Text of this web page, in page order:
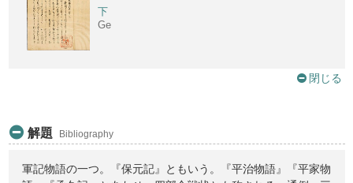
下
Ge
閉じる
解題 Bibliography
軍記物語の一つ。『保元記』ともいう。『平治物語』『平家物